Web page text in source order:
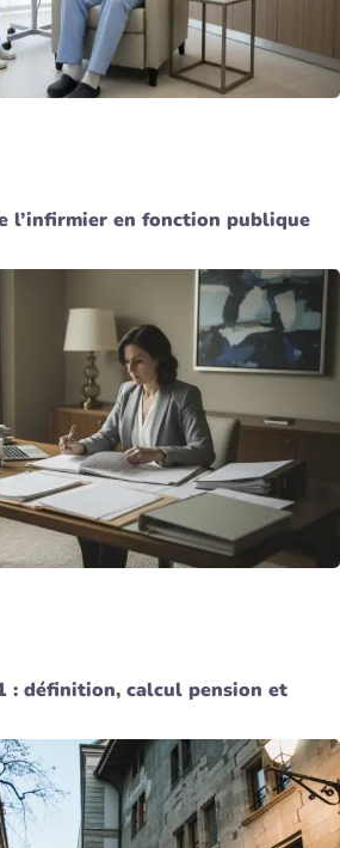
l’infirmier en fonction publique
: définition, calcul pension et